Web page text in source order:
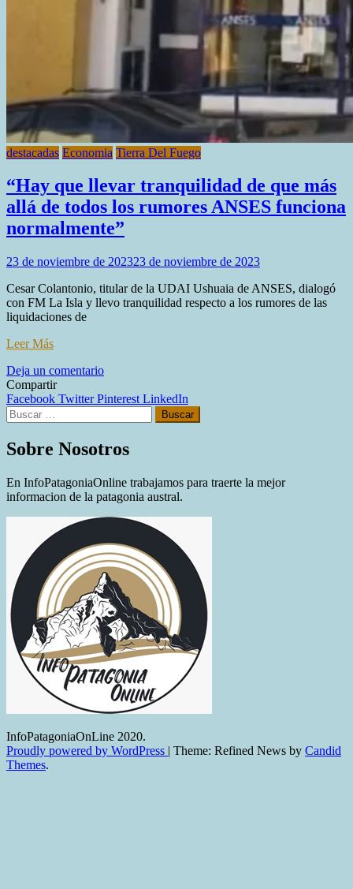
destacadas Economia Tierra Del Fuego
“Hay que llevar tranquilidad de que más
allá de todos los rumores ANSES funciona
normalmente”
23 de noviembre de 202323 de noviembre de 2023
Cesar Colantonio, titular de la UDAI Ushuaia de ANSES, dialogó
con FM La Isla y llevo tranquilidad respecto a los rumores de las
liquidaciones de
Leer Más
Deja un comentarioen
que
tranquilidad
que
allá
de
rumores
ANSES
funciona
normalmente”
Compartir
Facebook TwitterPinterest LinkedIn
Buscar:
Sobre Nosotros
En InfoPatagoniaOnline trabajamos para traerte la mejor
informacion de la patagonia austral.
InfoPatagoniaOnLine 2020.
Proudly powered by WordPress | Theme: Refined News by Candid
Themes.